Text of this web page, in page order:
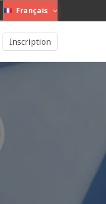
Français
Inscription